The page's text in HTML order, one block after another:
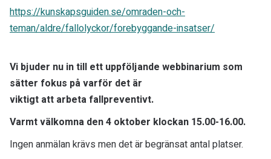
https://kunskapsguiden.se/omraden-och-
teman/aldre/fallolyckor/forebyggande-insatser/
Vi bjuder nu in till ett uppföljande webbinarium som
sätter fokus på varför det är
viktigt att arbeta fallpreventivt.
Varmt välkomna den 4 oktober klockan 15.00-16.00.
Ingen anmälan krävs men det är begränsat antal platser.